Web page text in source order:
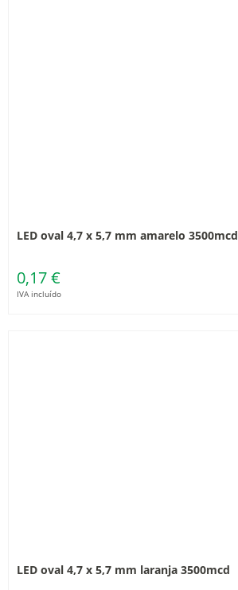
LED oval 4,7 x 5,7 mm amarelo 3500mcd
0,17 €
IVA incluído
LED oval 4,7 x 5,7 mm laranja 3500mcd